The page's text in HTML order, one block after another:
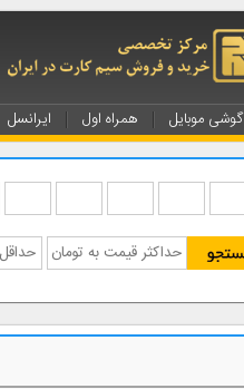
گوشی موبایل همراه اول ایرانسل